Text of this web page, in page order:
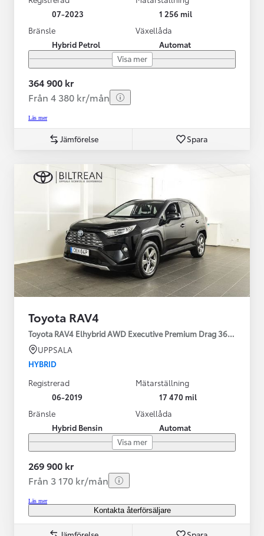
07-2023
1 256 mil
Bränsle
Hybrid Petrol
Växellåda
Automat
Visa mer
364 900 kr
Från 4 380 kr/mån
Läs mer
Jämförelse Spara
Toyota RAV4
Toyota RAV4 Elhybrid AWD Executive Premium Drag 360-kamera
UPPSALA
HYBRID
Registrerad
06-2019
Mätarställning
17 470 mil
Bränsle
Hybrid Bensin
Växellåda
Automat
Visa mer
269 900 kr
Från 3 170 kr/mån
Läs mer
Kontakta återförsäljare